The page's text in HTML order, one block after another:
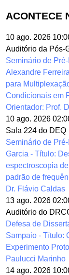
ACONTECE
10 ago. 2026
Auditório da Pós-
Seminário de
Alexandre
para
Condicionais em
Orientador: Prof.
10 ago. 2026
Sala 224 do DEQ
Seminário de
Garcia - Título:
espectroscopia
padrão de
Dr. Flávio Caldas
13 ago. 2026
Auditório do
Defesa de
Sampaio - Título:
Experimento
Paulucci Marinho
14 ago. 2026